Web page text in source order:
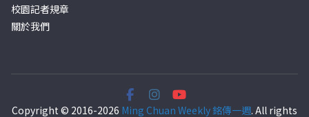
校園記者規章
關於我們
Copyright © 2016-2026 Ming Chuan Weekly 銘傳一週. All rights